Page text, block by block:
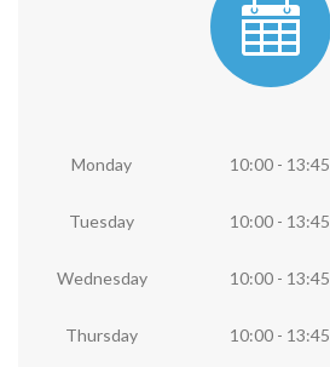
Monday 10:00 - 13:45
Tuesday 10:00 - 13:45
Wednesday 10:00 - 13:45
Thursday 10:00 - 13:45